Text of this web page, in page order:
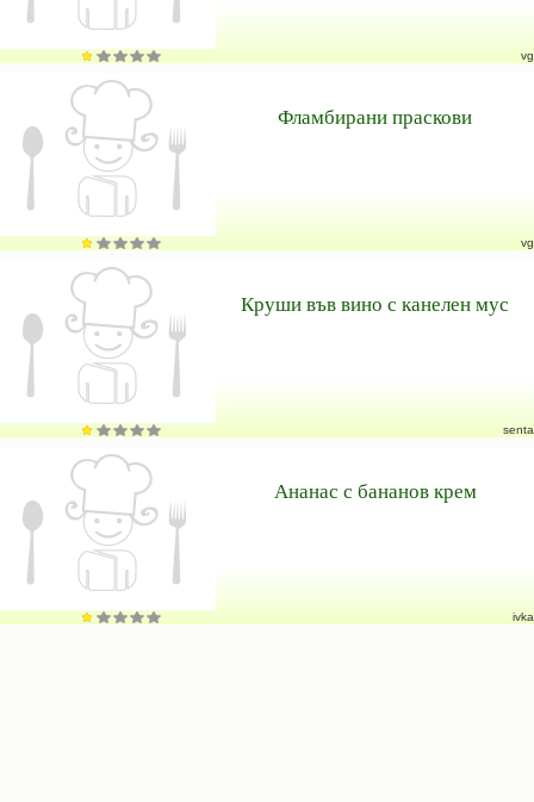
vg
Фламбирани праскови
vg
Круши във вино с канелен мус
senta
Ананас с бананов крем
ivka